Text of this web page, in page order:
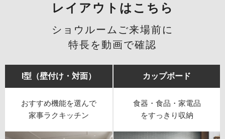
レイアウトはこちら
ショウルームご来場前に
特長を動画で確認
I型（壁付け・対面）
おすすめ機能を選んで
家事ラクキッチン
カップボード
食器・食品・家電品
をすっきり収納